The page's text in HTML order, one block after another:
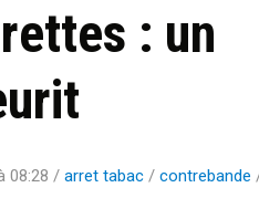
: un
08:28 / arret tabac/ contrebande